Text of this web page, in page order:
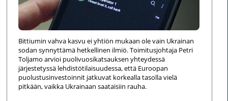
Bittiumin vahva kasvu ei yhtiön mukaan ole vain Ukrainan
sodan synnyttämä hetkellinen ilmiö. Toimitusjohtaja Petri
Toljamo arvioi puolivuosikatsauksen yhteydessä
järjestetyssä lehdistötilaisuudessa, että Euroopan
puolustusinvestoinnit jatkuvat korkealla tasolla vielä
pitkään, vaikka Ukrainaan saataisiin rauha.